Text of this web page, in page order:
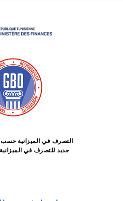
التصرف في الميزانية
جديد للتصرف في